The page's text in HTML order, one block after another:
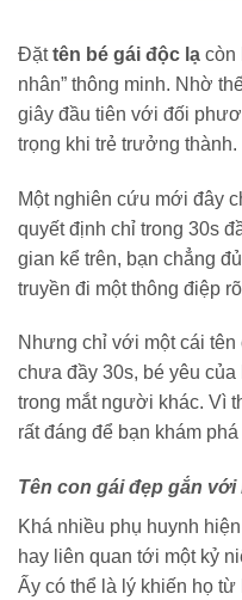
Đặttên bé gái độc lạ còn
nhân” thông minh. Nhờ
giây đầu tiên với đối
trọng khi trẻ trưởng thành.
Một nghiên cứu mới đây
quyết định chỉ trong 30s
gian kể trên, bạn chẳng
truyền đi một thông điệp
Nhưng chỉ với một cái tên
chưa đầy 30s, bé yêu
trong mắt người khác. Vì
rất đáng để bạn khám phá
Tên con gái đẹp gắn
Khá nhiều phụ huynh
hay liên quan tới một kỷ
Ấy có thể là lý khiến họ